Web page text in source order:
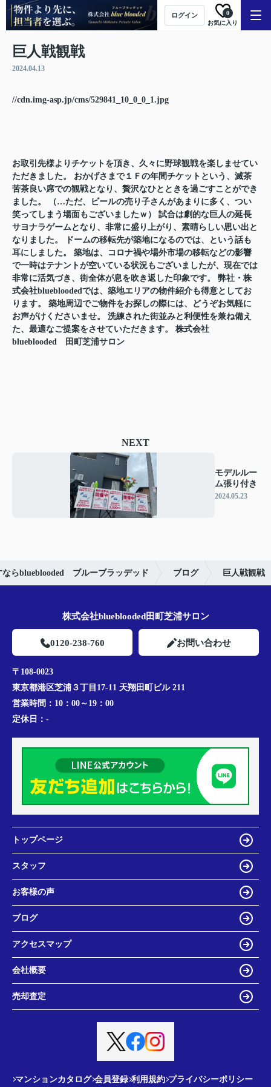
ログイン
お気に入り
0
巨人戦観戦
2024.04.13
//cdn.img-asp.jp/cms/529841_10_0_0_1.jpg
お取引先様よりチケットを頂き、久々に野球観戦を楽しませてい
ただきました。 おかげさまで１Ｆの年間チケットという、滅茶
苦茶良い席での観戦となり、贅沢なひとときを過ごすことができ
ました。 （…ただ、ビールの売り子さんがあまりに多く、つい
笑ってしまう場面もございましたｗ） 試合は劇的な巨人の延長
サヨナラゲームとなり、非常に盛り上がり、素晴らしい思い出と
なりました。 ドームの移転先が築地になるのでは、という話も
耳にしました。 築地は、コロナ禍や場外市場の移転などの影響
で一時はテナントが空いている状況もございましたが、現在では
非常に活気づき、街全体が息を吹き返した印象です。 弊社・株
式会社bluebloodedでは、築地エリアの物件紹介も得意としてお
ります。 築地周辺でご物件をお探しの際には、どうぞお気軽に
お声がけくださいませ。 洗練された街並みと利便性を兼ね備え
た、最適なご提案をさせていただきます。 株式会社
blueblooded 田町芝浦サロン
NEXT
モデルルー
ム張り付き
2024.05.23
らblueblooded ブルーブラッデッド ブログ 巨人戦観戦
株式会社blueblooded田町芝浦サロン
0120-238-760 お問い合わせ
〒108-0023
東京都港区芝浦３丁目17-11 天翔田町ビル 211
営業時間： 10：00～19：00
定休日： -
トップページ
スタッフ
お客様の声
ブログ
アクセスマップ
会社概要
売却査定
マンションカタログ 会員登録 利用規約 プライバシーポリシー